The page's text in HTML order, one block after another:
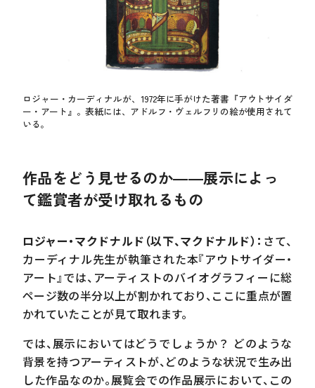
ロジャー・カーディナルが、1972年に手がけた著書『アウトサイダ
ー・アート』。表紙には、アドルフ・ヴェルフリの絵が使用されて
いる。
作品をどう見せるのか――展示によっ
て鑑賞者が受け取れるもの
ロジャー・マクドナルド（以下、マクドナルド）： さて、
カーディナル先生が執筆された本『アウトサイダー・
アート』では、アーティストのバイオグラフィーに総
ページ数の半分以上が割かれており、ここに重点が置
かれていたことが見て取れます。
では、展示においてはどうでしょうか？ どのような
背景を持つアーティストが、どのような状況で生み出
した作品なのか。展覧会での作品展示において、この